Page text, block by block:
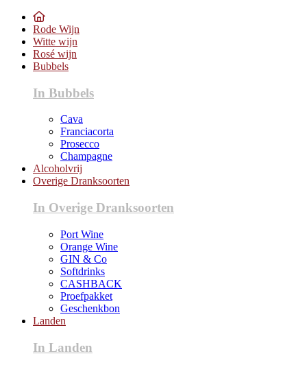
Rode Wijn
Witte wijn
Rosé wijn
Bubbels
In Bubbels
Cava
Franciacorta
Prosecco
Champagne
Alcoholvrij
Overige Dranksoorten
In Overige Dranksoorten
Port Wine
Orange Wine
GIN & Co
Softdrinks
CASHBACK
Proefpakket
Geschenkbon
Landen
In Landen